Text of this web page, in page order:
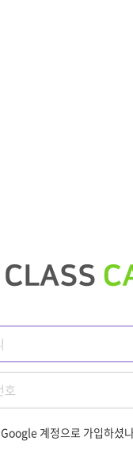
Google 계정으로 가입하셨